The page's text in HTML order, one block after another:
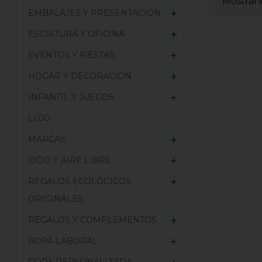
EMBALAJES Y PRESENTACIÓN

ESCRITURA Y OFICINA 
EVENTOS Y FIESTAS 
HOGAR Y DECORACIÓN 
INFANTIL Y JUEGOS 
LUJO
MARCAS

OCIO Y AIRE LIBRE 
REGALOS ECOLÓGICOS
ORIGINALES

REGALOS Y COMPLEMENTOS 
ROPA LABORAL 